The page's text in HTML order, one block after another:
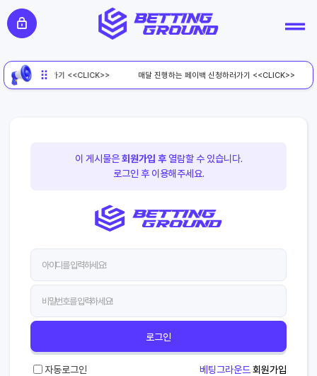
이백 신청하러가기 <<CLICK>> 매달 진행하는 페이백 신청하러가기 <<CLICK>>
이 게시물은회원가입 후열람할 수 있습니다.
로그인 후 이용해주세요.
로그인
자동로그인 베팅그라운드 회원가입